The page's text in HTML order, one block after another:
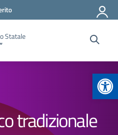
Statale
tradizionale